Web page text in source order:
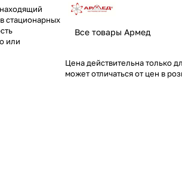
стационарных
или
Все товары Армед
Цена действительна только
может отличаться от цен в